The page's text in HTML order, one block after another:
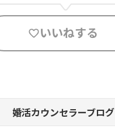
いいねする
婚活カウンセラーブログ